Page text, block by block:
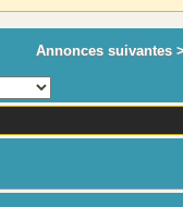
Annonces suivantes